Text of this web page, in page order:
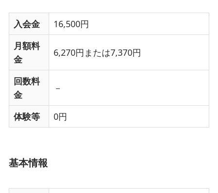
入会金
16,500円
月額料
金
6,270円または7,370円
回数料
金
－
体験等 0円
基本情報